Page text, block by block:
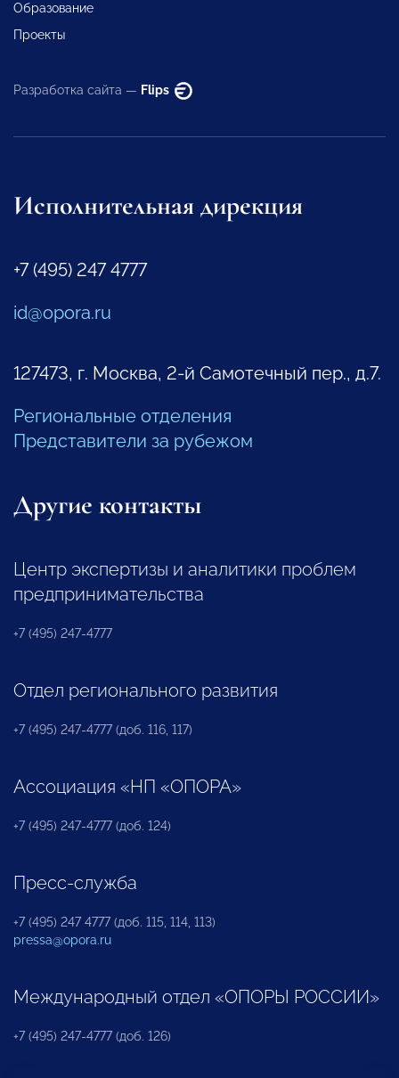
Образование
Проекты
Разработка сайта — Flips
Исполнительная дирекция
+7 (495) 247 4777
id@opora.ru
127473, г. Москва, 2-й Самотечный пер., д.7.
Региональные отделения
Представители за рубежом
Другие контакты
Центр экспертизы и аналитики проблем
предпринимательства
+7 (495) 247-4777
Отдел регионального развития
+7 (495) 247-4777 (доб. 116, 117)
Ассоциация «НП «ОПОРА»
+7 (495) 247-4777 (доб. 124)
Пресс-служба
+7 (495) 247 4777 (доб. 115, 114, 113)
pressa@opora.ru
Международный отдел «ОПОРЫ РОССИИ»
+7 (495) 247-4777 (доб. 126)